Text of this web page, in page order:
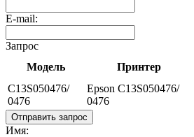
E-mail:
Запрос
Модель
Принтер
C13S050476/
0476
Epson C13S050476/
0476
Отправить запрос
Имя: